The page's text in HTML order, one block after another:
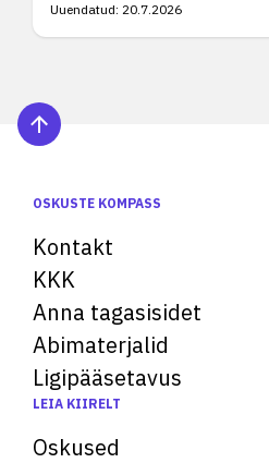
Uuendatud: 20.7.2026
OSKUSTE KOMPASS
Kontakt
KKK
Anna tagasisidet
Abimaterjalid
Ligipääsetavus
LEIA KIIRELT
Oskused